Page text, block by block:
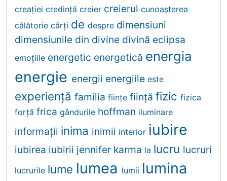
creației credinţă creier creierul cunoaşterea
călătorie cărţi de despre dimensiuni
dimensiunile din divine divină eclipsa
emoţiile energetic energetică energia
energie energii energiile este
experiență familia fiinţe fiinţă fizic fizica
forță frica gândurile hoffman iluminare
informații inima inimii interior iubire
iubirea iubirii jennifer karma la lucru lucruri
lucrurile lume lumea lumii lumina